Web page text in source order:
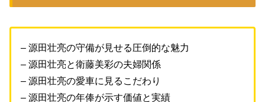
– 源田壮亮の守備が見せる圧倒的な魅力
– 源田壮亮と衛藤美彩の夫婦関係
– 源田壮亮の愛車に見るこだわり
– 源田壮亮の年俸が示す価値と実績